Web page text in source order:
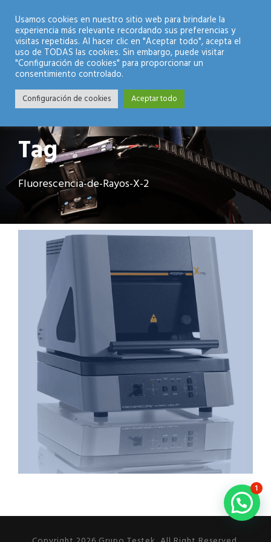
Modo Nocturno
Tag
Fluorescencia-de-Rayos-X-2
Usamos cookies en nuestro sitio web para brindarle la
experiencia más relevante recordando sus preferencias y
visitas repetidas. Al hacer clic en "Aceptar todo", acepta el
uso de TODAS las cookies. Sin embargo, puede visitar
"Configuración de cookies" para proporcionar un
consentimiento controlado.
Configuración de cookies Aceptar todo
1